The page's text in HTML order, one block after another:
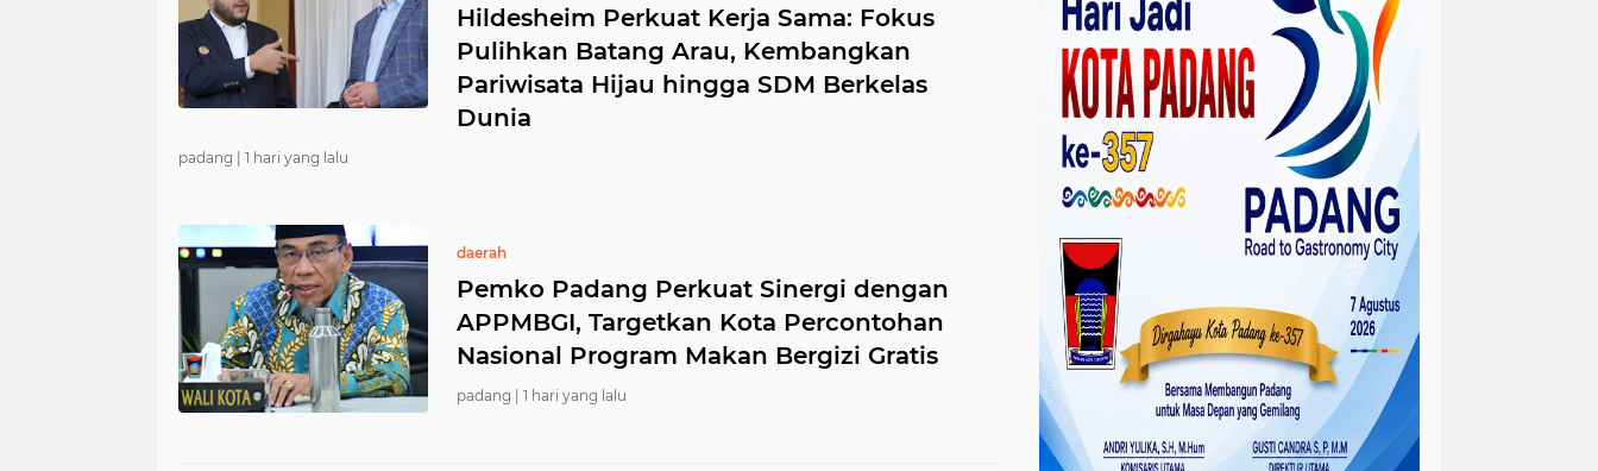
Hildesheim Perkuat Kerja Sama: Fokus
Pulihkan Batang Arau, Kembangkan
Pariwisata Hijau hingga SDM Berkelas
Dunia
padang | 1 hari yang lalu
daerah
Pemko Padang Perkuat Sinergi dengan
APPMBGI, Targetkan Kota Percontohan
Nasional Program Makan Bergizi Gratis
padang | 1 hari yang lalu